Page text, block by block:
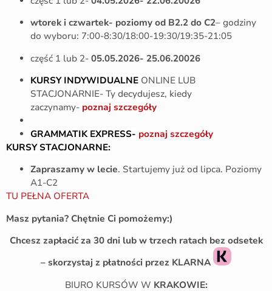
wtorek i czwartek- poziomy od B2.2 do C2– godziny
do wyboru: 7:00-8:30/18:00-19:30/19:35-21:05
część 1 lub 2- 05.05.2026- 25.06.20026
KURSY INDYWIDUALNE ONLINE LUB
STACJONARNIE- Ty decydujesz, kiedy
zaczynamy- poznaj szczegóły
GRAMMATIK EXPRESS- poznaj szczegóły
KURSY STACJONARNE:
Zapraszamy w lecie. Startujemy już od lipca. Poziomy
A1-C2
TU PEŁNA OFERTA
Masz pytania? Chętnie Ci pomożemy:)
Chcesz zapłacić za 30 dni lub w trzech ratach bez odsetek
– skorzystaj z płatności przez KLARNA
BIURO KURSÓW W KRAKOWIE: